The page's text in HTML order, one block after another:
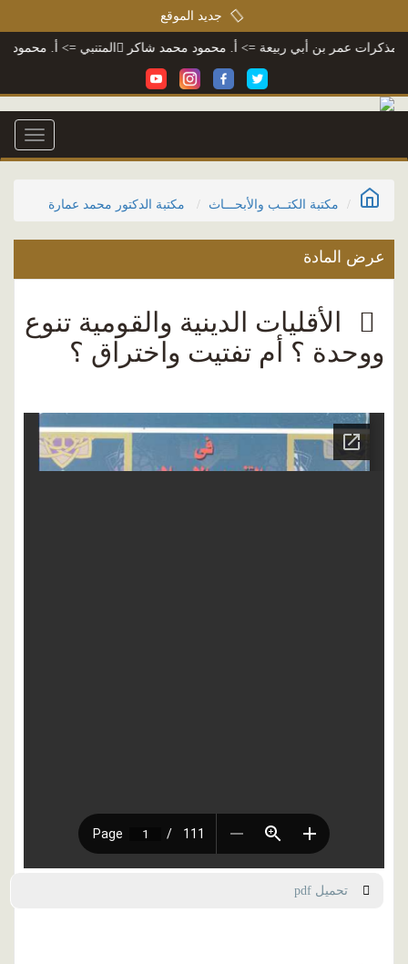
جديد الموقع
المتنبي=> أ. محمود عمر بن أبي ربيعة=> أ. محمود محمد شاكر
Toggle
مكتبة الكتــب والأبحـــاث مكتبة الدكتور محمد عمارة
عرض المادة
الأقليات الدينية والقومية تنوع
ووحدة ؟ أم تفتيت واختراق ؟
تحميل pdf